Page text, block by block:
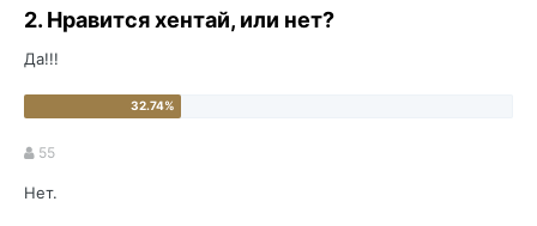
2. Нравится хентай, или нет?
Да!!!
55
Нет.